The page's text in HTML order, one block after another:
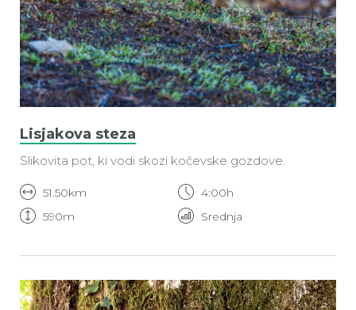
Lisjakova steza
Slikovita pot, ki vodi skozi kočevske gozdove.
51.50km
4:00h
590m
Srednja